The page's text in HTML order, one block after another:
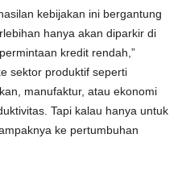
kebijakan ini bergantung
hanya akan diparkir di
kredit rendah,”
sektor produktif seperti
manufaktur, atau ekonomi
Tapi kalau hanya untuk
ke pertumbuhan